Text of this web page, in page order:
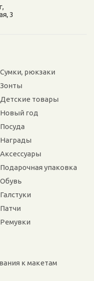
3
Сумки, рюкзаки
Зонты
Детские товары
Новый год
Посуда
Награды
Аксессуары
Подарочная упаковка
Обувь
Галстуки
Патчи
Ремувки
к макетам